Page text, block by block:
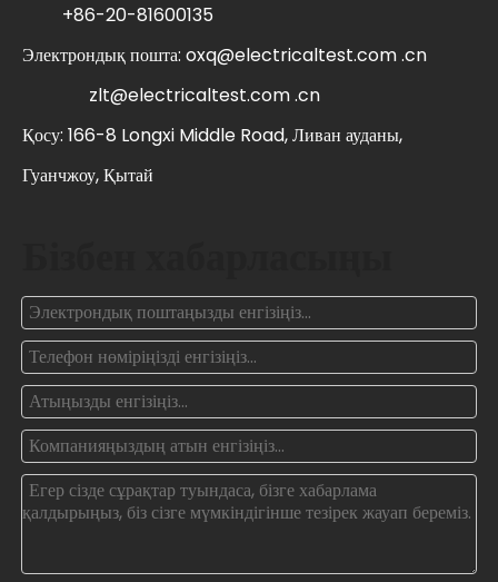
+86-20-81600135
Электрондық пошта: oxq@electricaltest.com .cn
zlt@electricaltest.com .cn
Қосу: 166-8 Longxi Middle Road, Ливан ауданы,
Гуанчжоу, Қытай